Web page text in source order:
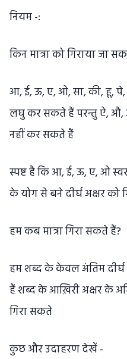
नियम -:
किन मात्रा को गिराया जा
आ, ई, ऊ, ए, ओ, सा, की, हू, पे,
लघु कर सकते हैं परन्तु ऐ, औ,
नहीं कर सकते हैं
स्पष्ट है कि आ, ई, ऊ, ए, ओ
के योग से बने दीर्घ अक्षर
हम कब मात्रा गिरा सकते हैं?
हम शब्द के केवल अंतिम दीर्घ
हैं शब्द के आख़िरी अक्षर के
गिरा सकते
कुछ और उदाहरण देखें -